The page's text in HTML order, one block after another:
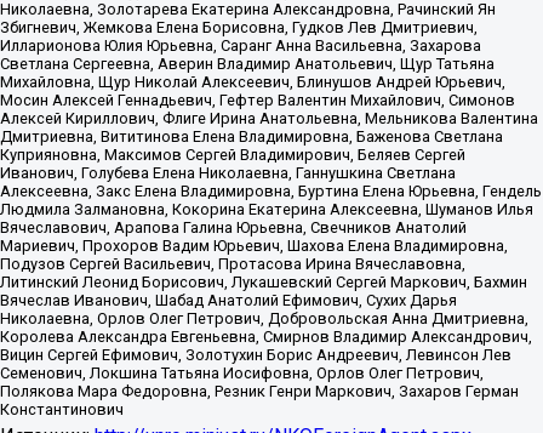
Николаевна, Золотарева Екатерина Александровна, Рачинский Ян
Збигневич, Жемкова Елена Борисовна, Гудков Лев Дмитриевич,
Илларионова Юлия Юрьевна, Саранг Анна Васильевна, Захарова
Светлана Сергеевна, Аверин Владимир Анатольевич, Щур Татьяна
Михайловна, Щур Николай Алексеевич, Блинушов Андрей Юрьевич,
Мосин Алексей Геннадьевич, Гефтер Валентин Михайлович, Симонов
Алексей Кириллович, Флиге Ирина Анатольевна, Мельникова Валентина
Дмитриевна, Вититинова Елена Владимировна, Баженова Светлана
Куприяновна, Максимов Сергей Владимирович, Беляев Сергей
Иванович, Голубева Елена Николаевна, Ганнушкина Светлана
Алексеевна, Закс Елена Владимировна, Буртина Елена Юрьевна, Гендель
Людмила Залмановна, Кокорина Екатерина Алексеевна, Шуманов Илья
Вячеславович, Арапова Галина Юрьевна, Свечников Анатолий
Мариевич, Прохоров Вадим Юрьевич, Шахова Елена Владимировна,
Подузов Сергей Васильевич, Протасова Ирина Вячеславовна,
Литинский Леонид Борисович, Лукашевский Сергей Маркович, Бахмин
Вячеслав Иванович, Шабад Анатолий Ефимович, Сухих Дарья
Николаевна, Орлов Олег Петрович, Добровольская Анна Дмитриевна,
Королева Александра Евгеньевна, Смирнов Владимир Александрович,
Вицин Сергей Ефимович, Золотухин Борис Андреевич, Левинсон Лев
Семенович, Локшина Татьяна Иосифовна, Орлов Олег Петрович,
Полякова Мара Федоровна, Резник Генри Маркович, Захаров Герман
Константинович